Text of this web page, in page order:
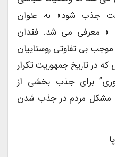
جذب شود» به عنوان
معرفی می شد. فقدان
بی تفاوتی روستاییان
در تاریخ جمهوریت تکرار
برای جذب بخشی از
مشکل مردم در جذب شدن